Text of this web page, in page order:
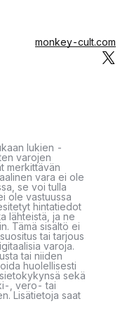
monkey-cult.com
lukien -
varojen
merkittävän
vara ei ole
se voi tulla
ole vastuussa
hintatiedot
lähteistä, ja ne
Tämä sisältö ei
tai tarjous
varoja.
tai niiden
huolellisesti
sekä
, vero- tai
Lisätietoja saat